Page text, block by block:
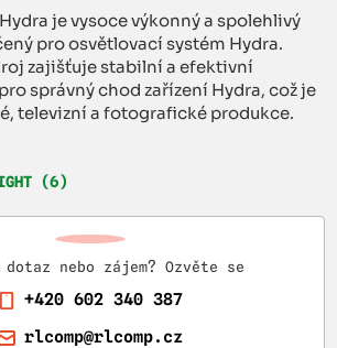
je vysoce výkonný a spolehlivý
pro osvětlovací systém Hydra.
zajišťuje stabilní a efektivní
správný chod zařízení Hydra, což je
televizní a fotografické produkce.
(6)
dotaz nebo zájem? Ozvěte se
+420 602 340 387
rlcomp@rlcomp.cz